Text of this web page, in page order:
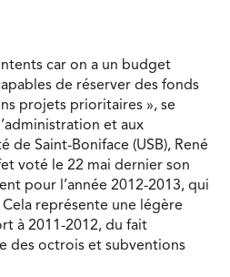
car on a un budget
de réserver des fonds
projets prioritaires », se
et aux
de Saint-Boniface (USB), René
voté le 22 mai dernier son
pour l’année 2012-2013, qui
Cela représente une légère
à 2011-2012, du fait
des octrois et subventions